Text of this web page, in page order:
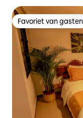
Favoriet van gasten
Favoriet van gasten